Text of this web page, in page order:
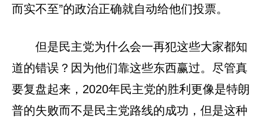
而实不至”的政治正确就自动给他们投票。
但是民主党为什么会一再犯这些大家都知
道的错误？因为他们靠这些东西赢过。尽管真
要复盘起来，2020年民主党的胜利更像是特朗
普的失败而不是民主党路线的成功，但是这种